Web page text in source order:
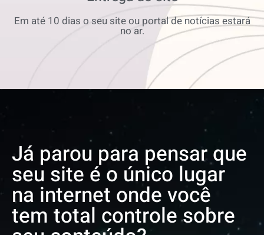
Em até 10 dias o seu site ou portal de notícias estará
no ar.
Já parou para pensar que
seu site é o único lugar
na internet onde você
tem total controle sobre